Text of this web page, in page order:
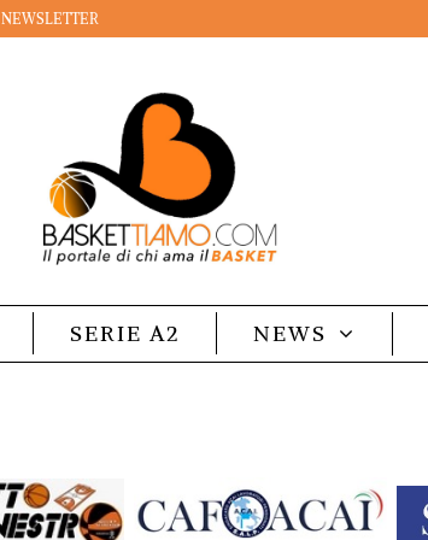
NEWSLETTER
SERIE A2 NEWS